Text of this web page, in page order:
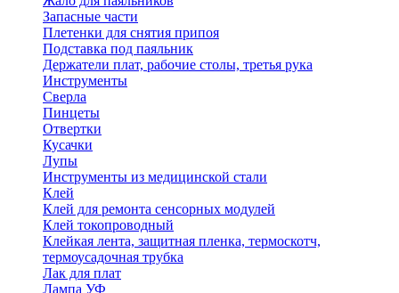
Запасные части
Плетенки для снятия припоя
Подставка под паяльник
Держатели плат, рабочие столы, третья рука
Инструменты
Сверла
Пинцеты
Отвертки
Кусачки
Лупы
Инструменты из медицинской стали
Клей
Клей для ремонта сенсорных модулей
Клей токопроводный
Клейкая лента, защитная пленка, термоскотч,
термоусадочная трубка
Лак для плат
Лампа УФ